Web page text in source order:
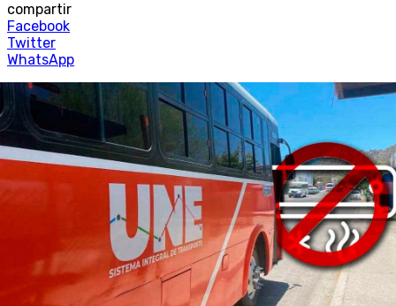
compartir
Facebook
Twitter
WhatsApp